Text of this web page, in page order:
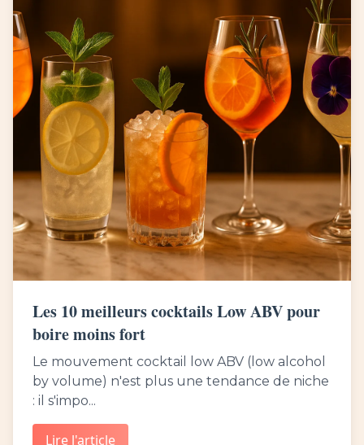
Les 10 meilleurs cocktails Low ABV pour
boire moins fort
Le mouvement cocktail low ABV (low alcohol
by volume) n'est plus une tendance de niche
: il s'impo...
Lire l'article